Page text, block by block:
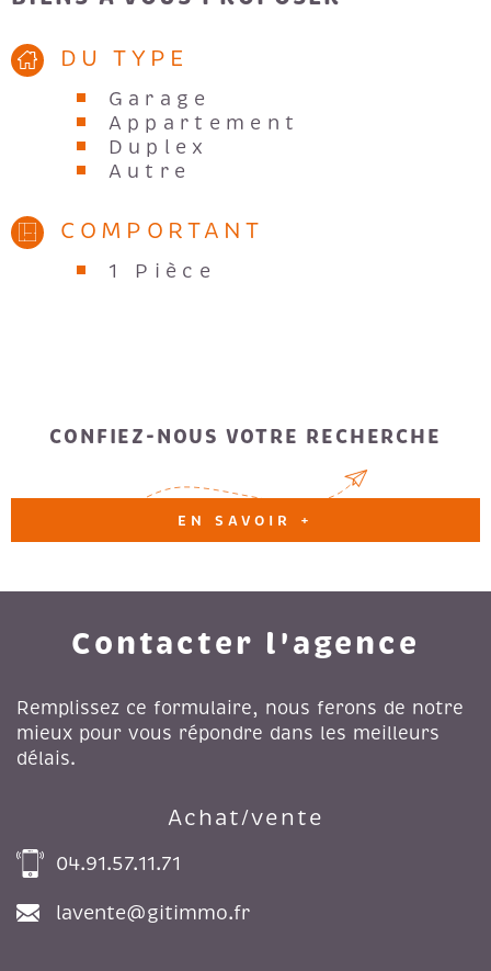
DU TYPE
Garage
Appartement
Duplex
Autre
COMPORTANT
1 Pièce
CONFIEZ-NOUS VOTRE RECHERCHE
EN SAVOIR +
Contacter l'agence
Remplissez ce formulaire, nous ferons de notre
mieux pour vous répondre dans les meilleurs
délais.
Achat/vente
04.91.57.11.71
lavente@gitimmo.fr